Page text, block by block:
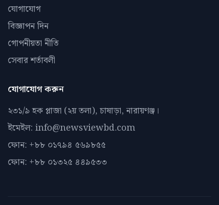
যোগাযোগ
বিজ্ঞাপন দিন
গোপনীয়তা নীতি
সেবার শর্তাবলী
যোগাযোগ করুন
২৩১/৯ হক প্লাজা (২য় তলা), চাষাড়া, নারায়ণঞ্জ।
ইমেইল: info@newsviewbd.com
ফোন: +৮৮ ০১৭৯৪ ৫৬৯৮৫৫
ফোন: +৮৮ ০১৩২৫ ৪৪৯৫৩৩